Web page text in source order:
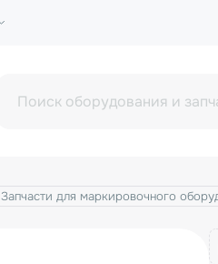
Запчасти для маркировочного